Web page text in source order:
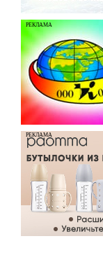
РЕКЛАМА
РЕКЛАМА